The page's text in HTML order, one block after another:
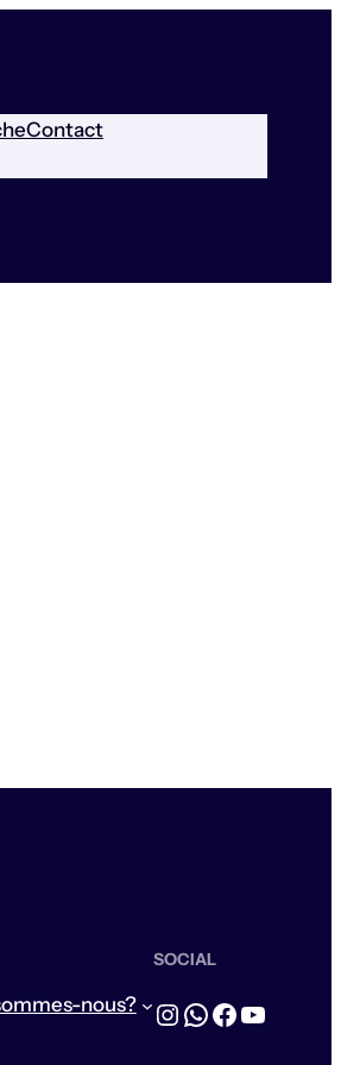
Contact
nous?
SOCIAL
Instagram
WhatsApp
Facebook